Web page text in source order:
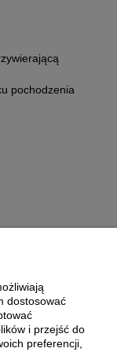
pochodzenia
dostosować
i przejść do
preferencji,